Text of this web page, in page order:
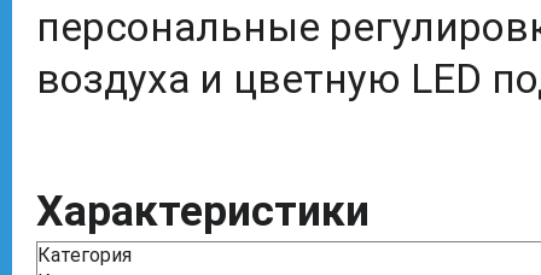
персональные
воздуха и цветную LED
Характеристики
Категория